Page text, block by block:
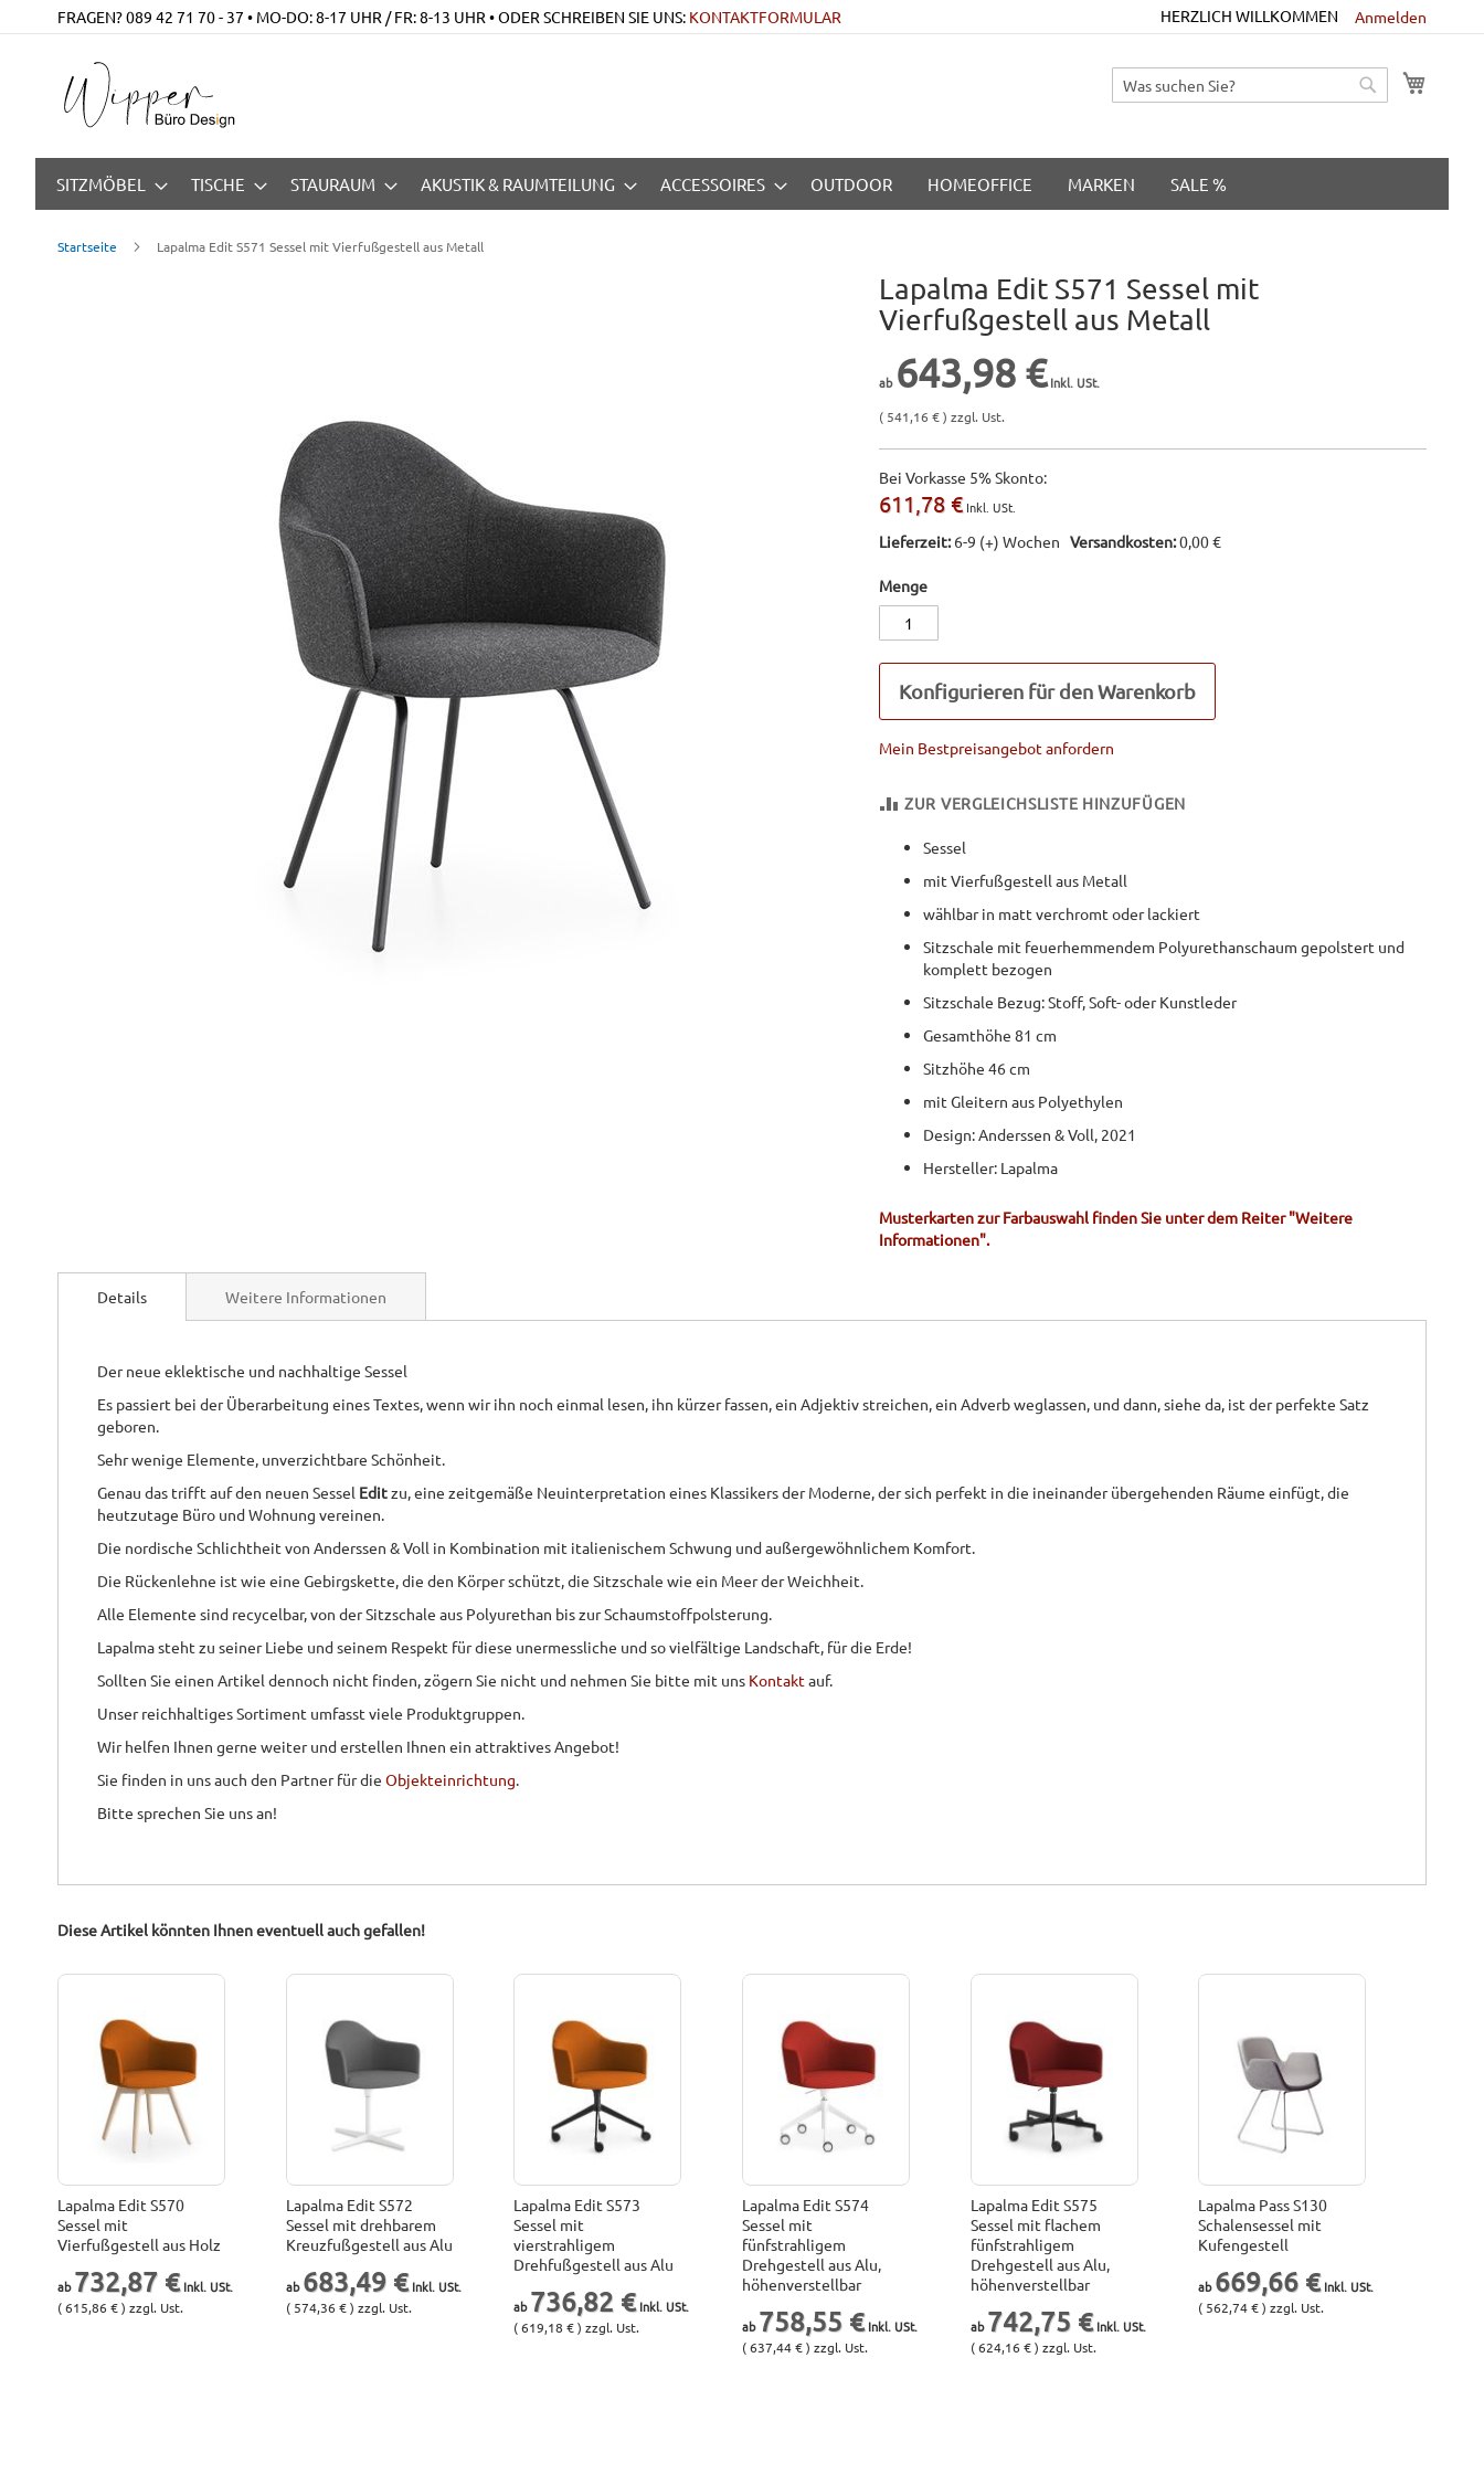
Zum
springen
HERZLICH WILLKOMMEN Anmelden
FRAGEN? 089 42 71 70 - 37 • MO-DO: 8-17 UHR / FR: 8-13 UHR • ODER SCHREIBEN SIE UNS: KONTAKTFORMULAR
Suche
SITZMÖBEL TISCHE STAURAUM AKUSTIK & RAUMTEILUNG ACCESSOIRES OUTDOOR HOMEOFFICE MARKEN SALE %
Startseite Lapalma Edit S571 Sessel mit Vierfußgestell aus Metall
Lapalma Edit S571 Sessel mit
Vierfußgestell aus Metall
643,98 €
( 541,16 € ) zzgl. Ust.
Bei Vorkasse 5% Skonto:
611,78 €
Lieferzeit:6-9 (+) Wochen Versandkosten:0,00 €
Menge
Konfigurieren für den Warenkorb
Mein Bestpreisangebot anfordern
ZUR VERGLEICHSLISTE HINZUFÜGEN
Sessel
mit Vierfußgestell aus Metall
wählbar in matt verchromt oder lackiert
Sitzschale mit feuerhemmendem Polyurethanschaum gepolstert und
komplett bezogen
Sitzschale Bezug: Stoff, Soft- oder Kunstleder
Gesamthöhe 81 cm
Sitzhöhe 46 cm
mit Gleitern aus Polyethylen
Design: Anderssen & Voll, 2021
Hersteller: Lapalma
Musterkarten zur Farbauswahl finden Sie unter dem Reiter "Weitere
Informationen".
Details
Der neue eklektische und nachhaltige Sessel
Es passiert bei der Überarbeitung eines Textes, wenn wir ihn noch einmal lesen, ihn kürzer fassen, ein Adjektiv streichen, ein Adverb weglassen, und dann, siehe da, ist der perfekte Satz
geboren.
Sehr wenige Elemente, unverzichtbare Schönheit.
Genau das trifft auf den neuen Sessel Editzu, eine zeitgemäße Neuinterpretation eines Klassikers der Moderne, der sich perfekt in die ineinander übergehenden Räume einfügt, die
heutzutage Büro und Wohnung vereinen.
Die nordische Schlichtheit von Anderssen & Voll in Kombination mit italienischem Schwung und außergewöhnlichem Komfort.
Die Rückenlehne ist wie eine Gebirgskette, die den Körper schützt, die Sitzschale wie ein Meer der Weichheit.
Alle Elemente sind recycelbar, von der Sitzschale aus Polyurethan bis zur Schaumstoffpolsterung.
Lapalma steht zu seiner Liebe und seinem Respekt für diese unermessliche und so vielfältige Landschaft, für die Erde!
Sollten Sie einen Artikel dennoch nicht finden, zögern Sie nicht und nehmen Sie bitte mit uns Kontaktauf.
Unser reichhaltiges Sortiment umfasst viele Produktgruppen.
Wir helfen Ihnen gerne weiter und erstellen Ihnen ein attraktives Angebot!
Sie finden in uns auch den Partner für die Objekteinrichtung.
Bitte sprechen Sie uns an!
Weitere Informationen
Diese Artikel könnten Ihnen eventuell auch gefallen!
Lapalma Edit S570
Sessel mit
Vierfußgestell aus Holz
732,87 €
( 615,86 € ) zzgl. Ust.
Lapalma Edit S572
Sessel mit drehbarem
Kreuzfußgestell aus Alu
683,49 €
( 574,36 € ) zzgl. Ust.
Lapalma Edit S573
Sessel mit
vierstrahligem
Drehfußgestell aus Alu
736,82 €
( 619,18 € ) zzgl. Ust.
Lapalma Edit S574
Sessel mit
fünfstrahligem
Drehgestell aus Alu,
höhenverstellbar
758,55 €
( 637,44 € ) zzgl. Ust.
Lapalma Edit S575
Sessel mit flachem
fünfstrahligem
Drehgestell aus Alu,
höhenverstellbar
742,75 €
( 624,16 € ) zzgl. Ust.
Lapalma Pass S130
Schalensessel mit
Kufengestell
669,66 €
( 562,74 € ) zzgl. Ust.